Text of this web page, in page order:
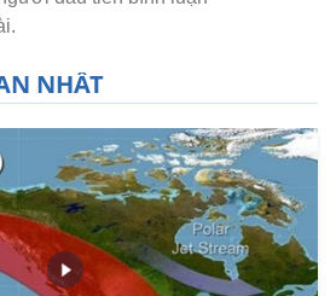
NHẤT